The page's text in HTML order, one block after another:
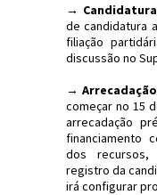
→ Candidatura
de candidatura
filiação
discussão no
→
começar no 15
arrecadação
financiamento
dos recursos,
registro da
irá configurar